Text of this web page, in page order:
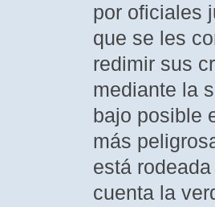
por oficiales
que se les
redimir sus
mediante la
bajo posible
más
está
cuenta la